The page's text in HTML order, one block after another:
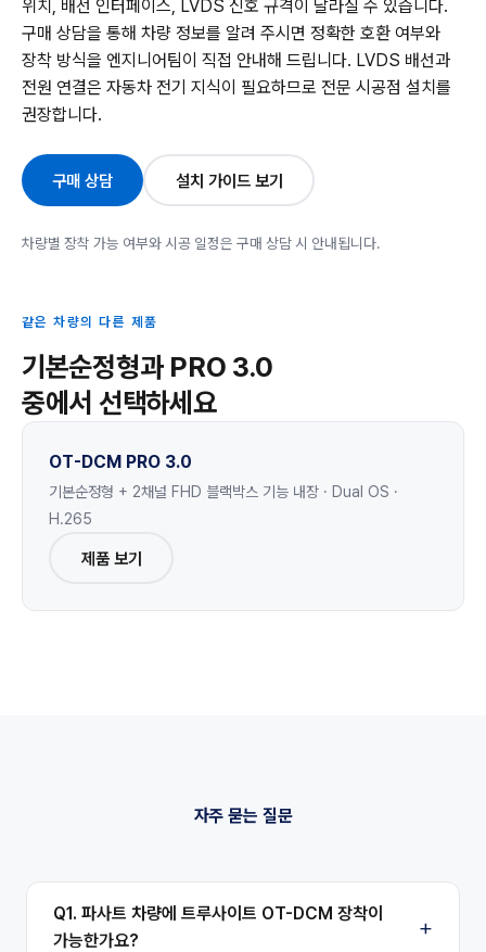
위치, 배선 인터페이스, LVDS 신호 규격이 달라질 수 있습니다.
구매 상담을 통해 차량 정보를 알려 주시면 정확한 호환 여부와
장착 방식을 엔지니어팀이 직접 안내해 드립니다. LVDS 배선과
전원 연결은 자동차 전기 지식이 필요하므로 전문 시공점 설치를
권장합니다.
구매 상담 설치 가이드 보기
차량별 장착 가능 여부와 시공 일정은 구매 상담 시 안내됩니다.
같은 차량의 다른 제품
기본순정형과 PRO 3.0
중에서 선택하세요
OT-DCM PRO 3.0
기본순정형 + 2채널 FHD 블랙박스 기능 내장 · Dual OS ·
H.265
제품 보기
자주 묻는 질문
Q1. 파사트 차량에 트루사이트 OT-DCM 장착이
가능한가요?